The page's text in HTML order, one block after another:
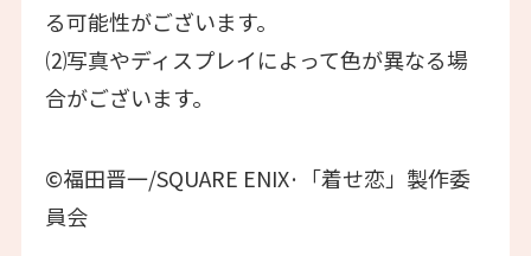
る可能性がございます。
⑵写真やディスプレイによって色が異なる場
合がございます。
©福田晋一/SQUARE ENIX·「着せ恋」製作委
員会